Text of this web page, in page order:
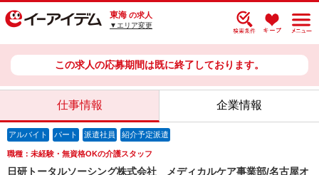
東海 の求人
▼エリア変更
この求人の応募期間は既に終了しております。
仕事情報 企業情報
アルバイト パート 派遣社員 紹介予定派遣
職種：未経験・無資格OKの介護スタッフ
日研トータルソーシング株式会社 メディカルケア事業部/名古屋オ